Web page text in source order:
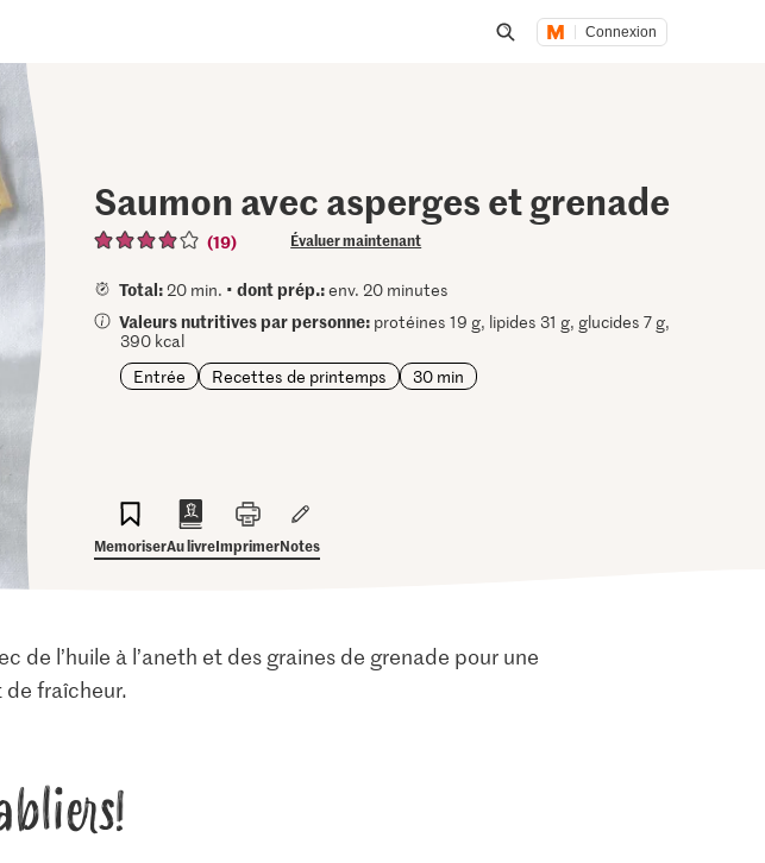
Connexion
Saumon avec asperges et grenade
(19) Évaluer maintenant
Total:20 min. •dont prép.:env. 20 minutes
Valeurs nutritives par personne: protéines 19 g, lipides 31 g, glucides 7 g,
390 kcal
Entrée
Recettes de printemps 30 min
MemoriserAu livreImprimerNotes
l’huile à l’aneth et des graines de grenade pour une
fraîcheur.